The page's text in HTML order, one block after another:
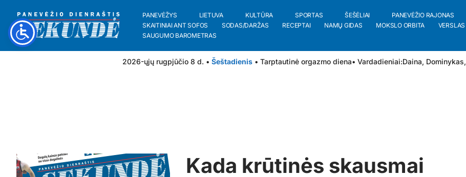
PANEVĖŽYS LIETUVA KULTŪRA SPORTAS ŠEŠĖLIAI PANEVĖŽIO RAJONAS
SKAITINIAI ANT SOFOS
SODAS/DARŽAS RECEPTAI NAMŲ GIDAS MOKSLO ORBITA VERSLAS
SAUGUMO BAROMETRAS
2026-ųjų rugpjūčio 8 d. • Šeštadienis • Tarptautinė orgazmo diena• Vardadieniai:Daina, Dominykas,
Kada krūtinės skausmai